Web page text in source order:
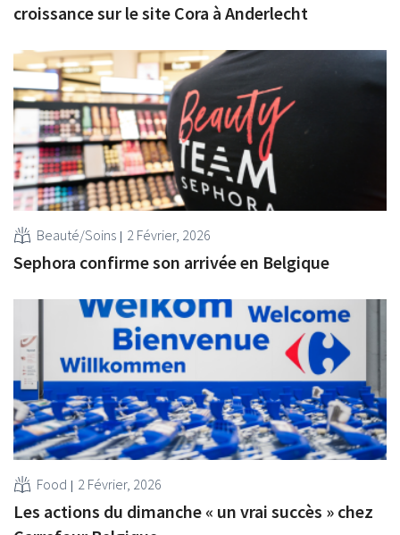
croissance sur le site Cora à Anderlecht
Beauté/Soins 2 Février, 2026
Sephora confirme son arrivée en Belgique
Food 2 Février, 2026
Les actions du dimanche « un vrai succès » chez